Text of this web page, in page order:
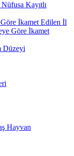
Kayıtlı
İkamet Edilen İl
Göre İkamet
Düzeyi
Hayvan